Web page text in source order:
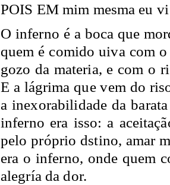
POIS EM mim mesma eu
O inferno é a boca que
quem é comido uiva com
gozo da materia, e com o
E a lágrima que vem do
a inexorabilidade da
inferno era isso: a
pelo próprio dstino, amar
era o inferno, onde quem
alegría da dor.